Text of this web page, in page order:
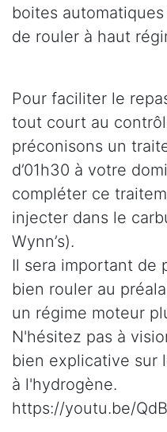
boites
de rouler à haut
Pour faciliter le
tout court au
préconisons un
d’01h30 à votre
compléter ce
injecter dans le
Wynn’s).
Il sera important de
bien rouler au
un régime moteur
N'hésitez pas à
bien explicative sur
à l'hydrogène.
https://youtu.be/